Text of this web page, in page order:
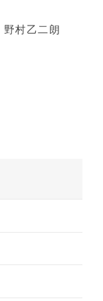
村乙二朗